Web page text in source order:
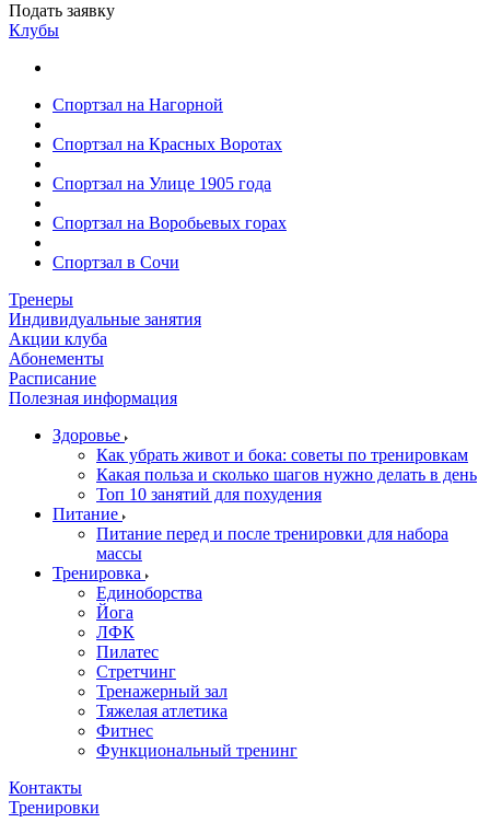
Подать заявку
Клубы
Спортзал на Нагорной
Спортзал на Красных Воротах
Спортзал на Улице 1905 года
Спортзал на Воробьевых горах
Спортзал в Сочи
Тренеры
Индивидуальные занятия
Акции клуба
Абонементы
Расписание
Полезная информация
Здоровье
Как убрать живот и бока: советы по тренировкам
Какая польза и сколько шагов нужно делать в день
Топ 10 занятий для похудения
Питание
Питание перед и после тренировки для набора
массы
Тренировка
Единоборства
Йога
ЛФК
Пилатес
Стретчинг
Тренажерный зал
Тяжелая атлетика
Фитнес
Функциональный тренинг
Контакты
Тренировки